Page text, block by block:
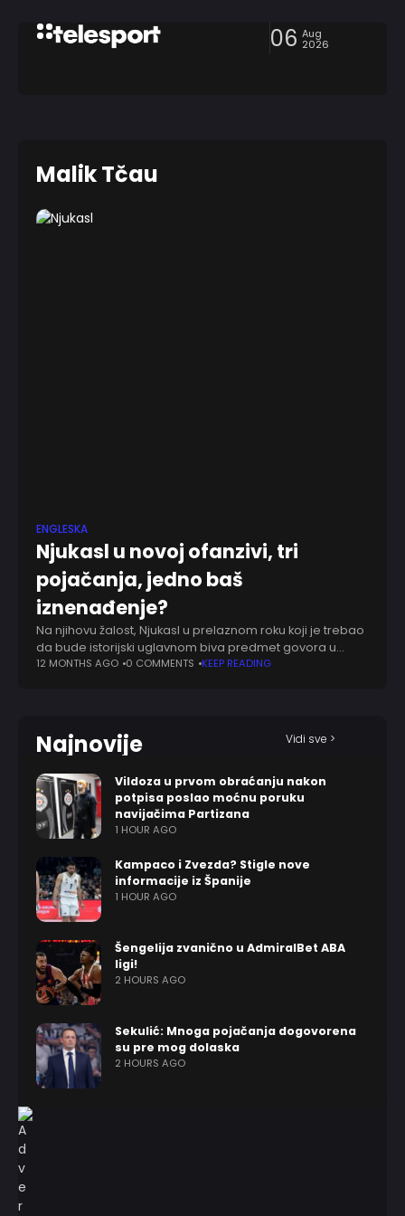
06 Aug
2026
Malik Tčau
ENGLESKA
Njukasl u novoj ofanzivi, tri
pojačanja, jedno baš
iznenađenje?
Na njihovu žalost, Njukasl u prelaznom roku koji je trebao
da bude istorijski uglavnom biva predmet govora u
negativnom kontekstu. Od silnih najava do sada su
12 MONTHS AGO 0 COMMENTS KEEP READING
Najnovije Vidi sve >
Vildoza u prvom obraćanju nakon
potpisa poslao moćnu poruku
navijačima Partizana
1 HOUR AGO
Kampaco i Zvezda? Stigle nove
informacije iz Španije
1 HOUR AGO
Šengelija zvanično u AdmiralBet ABA
ligi!
2 HOURS AGO
Sekulić: Mnoga pojačanja dogovorena
su pre mog dolaska
2 HOURS AGO